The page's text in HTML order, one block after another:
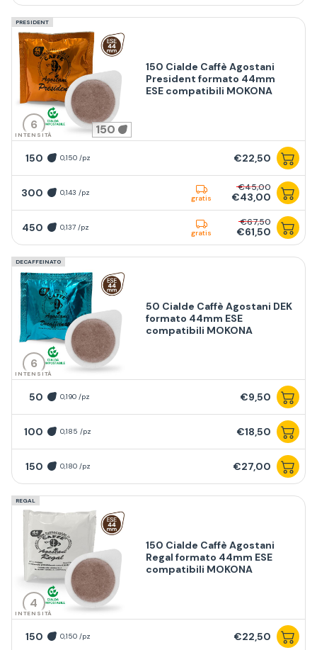
PRESIDENT
6
INTENSITÀ 150
150 Cialde Caffè Agostani
President formato 44mm
ESE compatibili MOKONA
150 0,150 /pz €22,50
300 0,143 /pz
gratis
€45,00
€43,00
450 0,137 /pz
gratis
€67,50
€61,50
DECAFFEINATO
6
INTENSITÀ
50 Cialde Caffè Agostani DEK
formato 44mm ESE
compatibili MOKONA
50 0,190 /pz €9,50
100 0,185 /pz €18,50
150 0,180 /pz €27,00
REGAL
4
INTENSITÀ
150 Cialde Caffè Agostani
Regal formato 44mm ESE
compatibili MOKONA
150 0,150 /pz €22,50